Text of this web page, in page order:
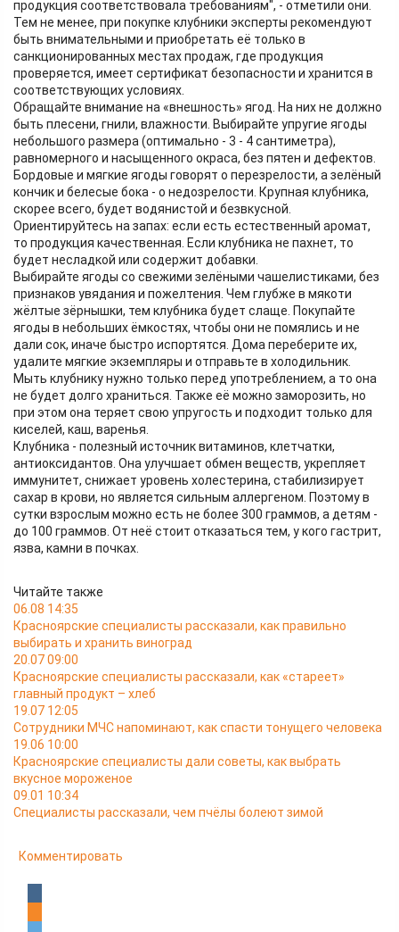
продукция соответствовала требованиям", - отметили они.
Тем не менее, при покупке клубники эксперты рекомендуют
быть внимательными и приобретать её только в
санкционированных местах продаж, где продукция
проверяется, имеет сертификат безопасности и хранится в
соответствующих условиях.
Обращайте внимание на «внешность» ягод. На них не должно
быть плесени, гнили, влажности. Выбирайте упругие ягоды
небольшого размера (оптимально - 3 - 4 сантиметра),
равномерного и насыщенного окраса, без пятен и дефектов.
Бордовые и мягкие ягоды говорят о перезрелости, а зелёный
кончик и белесые бока - о недозрелости. Крупная клубника,
скорее всего, будет водянистой и безвкусной.
Ориентируйтесь на запах: если есть естественный аромат,
то продукция качественная. Если клубника не пахнет, то
будет несладкой или содержит добавки.
Выбирайте ягоды со свежими зелёными чашелистиками, без
признаков увядания и пожелтения. Чем глубже в мякоти
жёлтые зёрнышки, тем клубника будет слаще. Покупайте
ягоды в небольших ёмкостях, чтобы они не помялись и не
дали сок, иначе быстро испортятся. Дома переберите их,
удалите мягкие экземпляры и отправьте в холодильник.
Мыть клубнику нужно только перед употреблением, а то она
не будет долго храниться. Также её можно заморозить, но
при этом она теряет свою упругость и подходит только для
киселей, каш, варенья.
Клубника - полезный источник витаминов, клетчатки,
антиоксидантов. Она улучшает обмен веществ, укрепляет
иммунитет, снижает уровень холестерина, стабилизирует
сахар в крови, но является сильным аллергеном. Поэтому в
сутки взрослым можно есть не более 300 граммов, а детям -
до 100 граммов. От неё стоит отказаться тем, у кого гастрит,
язва, камни в почках.
Читайте также
06.08 14:35
Красноярские специалисты рассказали, как правильно
выбирать и хранить виноград
20.07 09:00
Красноярские специалисты рассказали, как «стареет»
главный продукт – хлеб
19.07 12:05
Сотрудники МЧС напоминают, как спасти тонущего человека
19.06 10:00
Красноярские специалисты дали советы, как выбрать
вкусное мороженое
09.01 10:34
Специалисты рассказали, чем пчёлы болеют зимой
Комментировать